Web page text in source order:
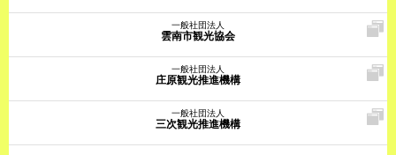
一般社団法人
雲南市観光協会
一般社団法人
庄原観光推進機構
一般社団法人
三次観光推進機構